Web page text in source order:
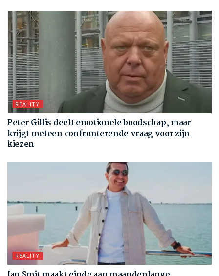
REALITY
Peter Gillis deelt emotionele boodschap, maar
krijgt meteen confronterende vraag voor zijn
kiezen
REALITY